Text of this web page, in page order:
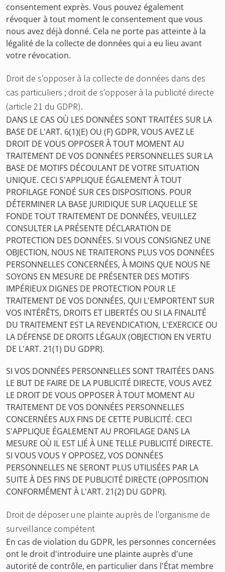
consentement exprès. Vous pouvez également
révoquer à tout moment le consentement que vous
nous avez déjà donné. Cela ne porte pas atteinte à la
légalité de la collecte de données qui a eu lieu avant
votre révocation.
Droit de s'opposer à la collecte de données dans des
cas particuliers ; droit de s'opposer à la publicité directe
(article 21 du GDPR).
DANS LE CAS OÙ LES DONNÉES SONT TRAITÉES SUR LA
BASE DE L'ART. 6(1)(E) OU (F) GDPR, VOUS AVEZ LE
DROIT DE VOUS OPPOSER À TOUT MOMENT AU
TRAITEMENT DE VOS DONNÉES PERSONNELLES SUR LA
BASE DE MOTIFS DÉCOULANT DE VOTRE SITUATION
UNIQUE. CECI S'APPLIQUE ÉGALEMENT À TOUT
PROFILAGE FONDÉ SUR CES DISPOSITIONS. POUR
DÉTERMINER LA BASE JURIDIQUE SUR LAQUELLE SE
FONDE TOUT TRAITEMENT DE DONNÉES, VEUILLEZ
CONSULTER LA PRÉSENTE DÉCLARATION DE
PROTECTION DES DONNÉES. SI VOUS CONSIGNEZ UNE
OBJECTION, NOUS NE TRAITERONS PLUS VOS DONNÉES
PERSONNELLES CONCERNÉES, À MOINS QUE NOUS NE
SOYONS EN MESURE DE PRÉSENTER DES MOTIFS
IMPÉRIEUX DIGNES DE PROTECTION POUR LE
TRAITEMENT DE VOS DONNÉES, QUI L'EMPORTENT SUR
VOS INTÉRÊTS, DROITS ET LIBERTÉS OU SI LA FINALITÉ
DU TRAITEMENT EST LA REVENDICATION, L'EXERCICE OU
LA DÉFENSE DE DROITS LÉGAUX (OBJECTION EN VERTU
DE L'ART. 21(1) DU GDPR).
SI VOS DONNÉES PERSONNELLES SONT TRAITÉES DANS
LE BUT DE FAIRE DE LA PUBLICITÉ DIRECTE, VOUS AVEZ
LE DROIT DE VOUS OPPOSER À TOUT MOMENT AU
TRAITEMENT DE VOS DONNÉES PERSONNELLES
CONCERNÉES AUX FINS DE CETTE PUBLICITÉ. CECI
S'APPLIQUE ÉGALEMENT AU PROFILAGE DANS LA
MESURE OÙ IL EST LIÉ À UNE TELLE PUBLICITÉ DIRECTE.
SI VOUS VOUS Y OPPOSEZ, VOS DONNÉES
PERSONNELLES NE SERONT PLUS UTILISÉES PAR LA
SUITE À DES FINS DE PUBLICITÉ DIRECTE (OPPOSITION
CONFORMÉMENT À L'ART. 21(2) DU GDPR).
Droit de déposer une plainte auprès de l'organisme de
surveillance compétent
En cas de violation du GDPR, les personnes concernées
ont le droit d'introduire une plainte auprès d'une
autorité de contrôle, en particulier dans l'État membre